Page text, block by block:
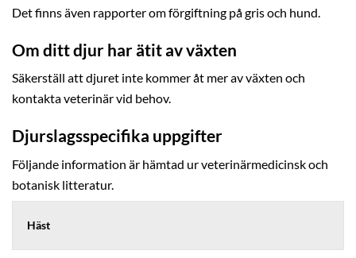
Det finns även rapporter om förgiftning på gris och hund.
Om ditt djur har ätit av växten
Säkerställ att djuret inte kommer åt mer av växten och
kontakta veterinär vid behov.
Djurslagsspecifika uppgifter
Följande information är hämtad ur veterinärmedicinsk och
botanisk litteratur.
Häst